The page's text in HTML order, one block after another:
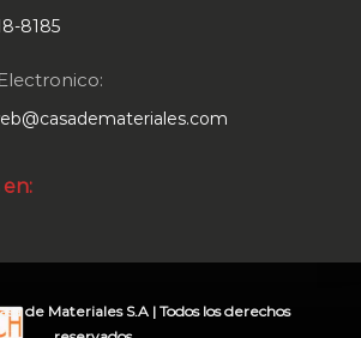
8185
de Materiales S.A | Todos los derechos